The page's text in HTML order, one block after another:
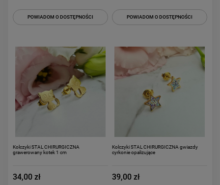
POWIADOM O DOSTĘPNOŚCI POWIADOM O DOSTĘPNOŚCI
Kolczyki STAL CHIRURGICZNA
grawerowany kotek 1 cm
34,00 zł
Kolczyki STAL CHIRURGICZNA gwiazdy
cyrkonie opalizujące
39,00 zł